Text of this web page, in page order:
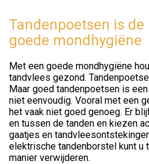
Tandenpoetsen is de
goede mondhygiëne
Met een goede mondhygiëne
tandvlees gezond.
Maar goed tandenpoetsen is
niet eenvoudig. Vooral met een
het vaak niet goed genoeg. Er
en tussen de tanden en kiezen
gaatjes en
elektrische tandenborstel kunt u
manier verwijderen.